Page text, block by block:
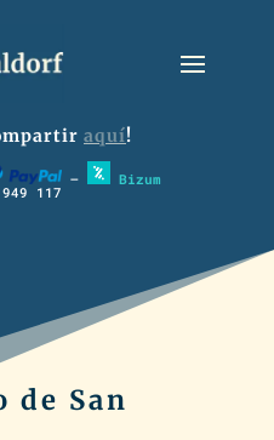
aquí!
– Bizum
117
de San